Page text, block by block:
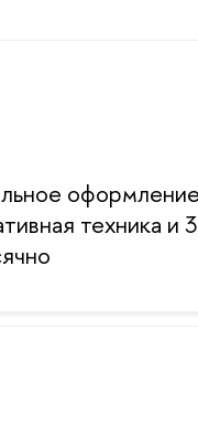
техника и